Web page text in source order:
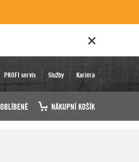
PROFI servis Služby Kariéra
OBLÍBENÉ NÁKUPNÍ KOŠÍK